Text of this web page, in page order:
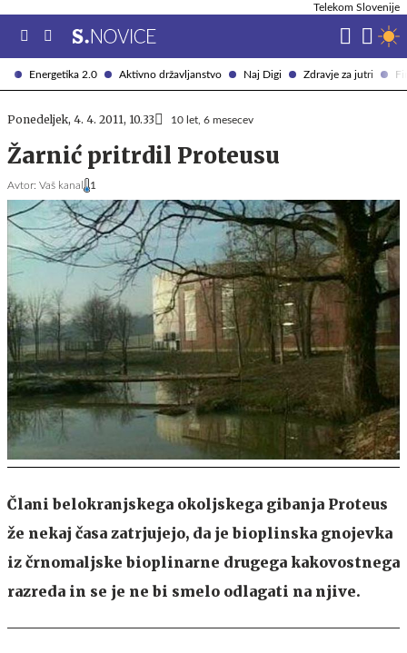
Energetika 2.0 Aktivno državljanstvo Naj Digi Zdravje za jutri
Telekom Slovenije
Ponedeljek, 4. 4. 2011, 10.33 10 let, 6 mesecev
Žarnić pritrdil Proteusu
Avtor: Vaš kanal 1
Člani belokranjskega okoljskega gibanja Proteus
že nekaj časa zatrjujejo, da je bioplinska gnojevka
iz črnomaljske bioplinarne drugega kakovostnega
razreda in se je ne bi smelo odlagati na njive.